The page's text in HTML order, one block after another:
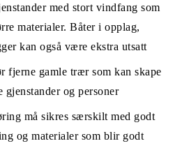
med stort vindfang som
materialer. Båter i opplag,
kan også være ekstra utsatt
fjerne gamle trær som kan skape
gjenstander og personer
må sikres særskilt med godt
og materialer som blir godt